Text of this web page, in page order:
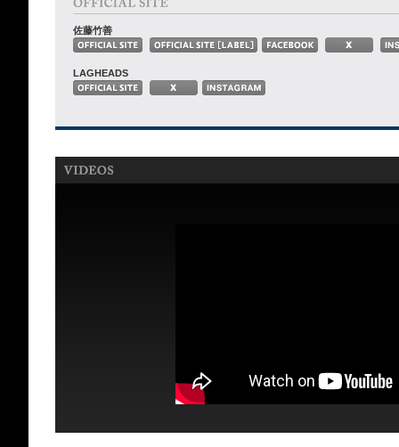
佐藤竹善
LAGHEADS